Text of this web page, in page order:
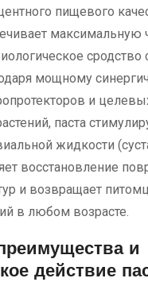
пищевого
максимальную
мощному
и
паста
жидкости
восстановление
и возвращает
в любом возрасте.
и
действие